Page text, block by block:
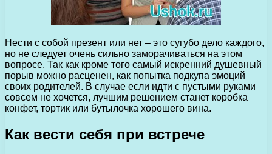
Нести с собой презент или нет – это сугубо дело каждого,
но не следует очень сильно заморачиваться на этом
вопросе. Так как кроме того самый искренний душевный
порыв можно расценен, как попытка подкупа эмоций
своих родителей. В случае если идти с пустыми руками
совсем не хочется, лучшим решением станет коробка
конфет, тортик или бутылочка хорошего вина.
Как вести себя при встрече